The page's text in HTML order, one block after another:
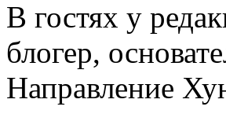
В гостях у
блогер,
Направление